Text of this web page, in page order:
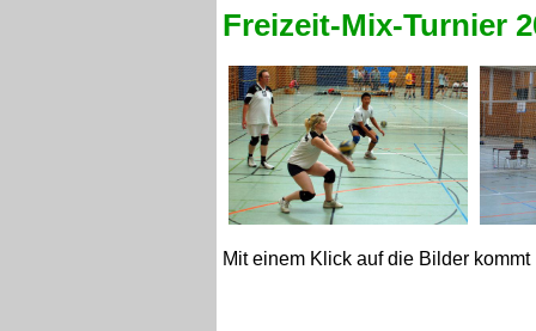
Freizeit-Mix-Turnier
Mit einem Klick auf die Bilder